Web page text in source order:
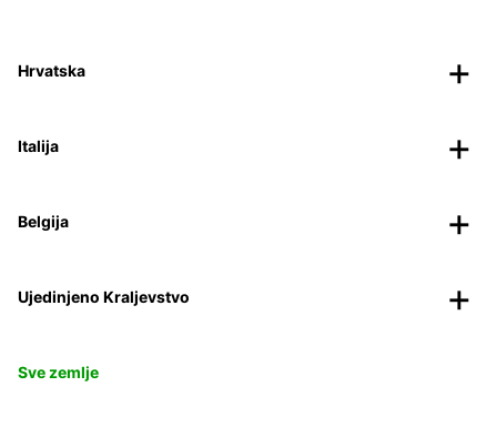
Hrvatska
Italija
Belgija
Ujedinjeno Kraljevstvo
Sve zemlje